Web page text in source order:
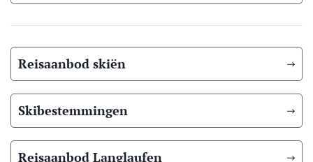
Reisaanbod skiën
Skibestemmingen
Reisaanbod Langlaufen